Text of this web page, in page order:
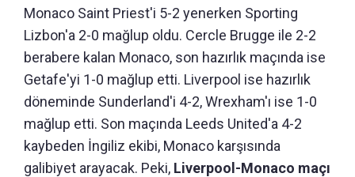
Monaco Saint Priest'i 5-2 yenerken Sporting
Lizbon'a 2-0 mağlup oldu. Cercle Brugge ile 2-2
berabere kalan Monaco, son hazırlık maçında ise
Getafe'yi 1-0 mağlup etti. Liverpool ise hazırlık
döneminde Sunderland'i 4-2, Wrexham'ı ise 1-0
mağlup etti. Son maçında Leeds United'a 4-2
kaybeden İngiliz ekibi, Monaco karşısında
galibiyet arayacak. Peki, Liverpool-Monaco maçı